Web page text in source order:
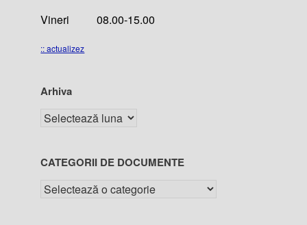
Vineri 08.00-15.00
:: actualizez
Arhiva
CATEGORII DE DOCUMENTE